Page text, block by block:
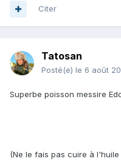
Citer
Tatosan
Posté(e) le 6 août
Superbe poisson messire
(Ne le fais pas cuire à l'huile